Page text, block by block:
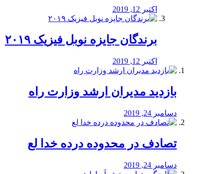
اکتبر 12, 2019
برندگان جایزه نوبل فیزیک ۲۰۱۹
اکتبر 12, 2019
بازدید مدیران ارشد وزارت راه
دسامبر 24, 2019
تصادف در محدوده درده خدا لع
دسامبر 24, 2019